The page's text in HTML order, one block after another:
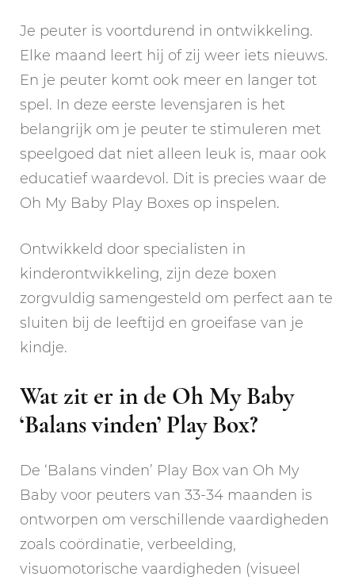
Je peuter is voortdurend in ontwikkeling.
Elke maand leert hij of zij weer iets nieuws.
En je peuter komt ook meer en langer tot
spel. In deze eerste levensjaren is het
belangrijk om je peuter te stimuleren met
speelgoed dat niet alleen leuk is, maar ook
educatief waardevol. Dit is precies waar de
Oh My Baby Play Boxes op inspelen.
Ontwikkeld door specialisten in
kinderontwikkeling, zijn deze boxen
zorgvuldig samengesteld om perfect aan te
sluiten bij de leeftijd en groeifase van je
kindje.
Wat zit er in de Oh My Baby
‘Balans vinden’ Play Box?
De ‘Balans vinden’ Play Box van Oh My
Baby voor peuters van 33-34 maanden is
ontworpen om verschillende vaardigheden
zoals coördinatie, verbeelding,
visuomotorische vaardigheden (visueel